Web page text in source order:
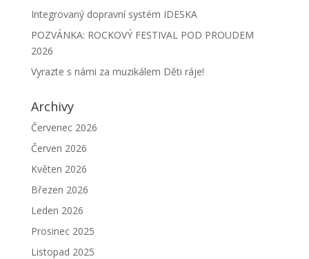
Integrovaný dopravní systém IDESKA
POZVÁNKA: ROCKOVÝ FESTIVAL POD PROUDEM
2026
Vyrazte s námi za muzikálem Děti ráje!
Archivy
Červenec 2026
Červen 2026
Květen 2026
Březen 2026
Leden 2026
Prosinec 2025
Listopad 2025